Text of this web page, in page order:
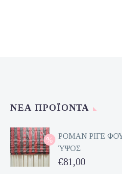
ΝΈΑ ΠΡΟΪΌΝΤΑ
ΡΟΜΑΝ ΡΙΓΕ
ΎΨΟΣ
Original
€81,00